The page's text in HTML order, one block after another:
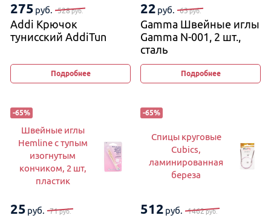
275 руб. 528руб.
Addi Крючок
тунисский AddiTun
Подробнее
22 руб. 63руб.
Gamma Швейные иглы
Gamma N-001, 2 шт.,
сталь
Подробнее
-65%
Швейные иглы
Hemline с тупым
изогнутым
кончиком, 2 шт,
пластик
25 руб. 71руб.
-65%
Спицы круговые
Cubics,
ламинированная
береза
512 руб. 1462руб.